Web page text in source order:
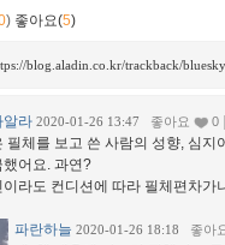
) 좋아요(5)
blog.aladin.co.kr/trackback/
알라 2020-01-26 13:47 좋아요 0
필체를 보고 쓴 사람의 성향, 심
했어요. 과연?
이라도 컨디션에 따라 필체편차가
파란하늘 2020-01-26 18:18 좋아